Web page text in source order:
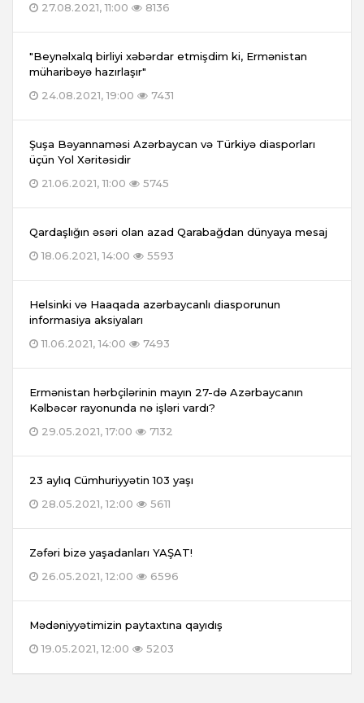
27.08.2021, 11:00 8136
"Beynəlxalq birliyi xəbərdar etmişdim ki, Ermənistan
müharibəyə hazırlaşır"
24.08.2021, 19:00
7431
Şuşa Bəyannaməsi Azərbaycan və Türkiyə diasporları
üçün Yol Xəritəsidir
21.06.2021, 11:00
5745
Qardaşlığın əsəri olan azad Qarabağdan dünyaya mesaj
18.06.2021, 14:00
5593
Helsinki və Haaqada azərbaycanlı diasporunun
informasiya aksiyaları
11.06.2021, 14:00
7493
Ermənistan hərbçilərinin mayın 27-də Azərbaycanın
Kəlbəcər rayonunda nə işləri vardı?
29.05.2021, 17:00
7132
23 aylıq Cümhuriyyətin 103 yaşı
28.05.2021, 12:00
5611
Zəfəri bizə yaşadanları YAŞAT!
26.05.2021, 12:00
6596
Mədəniyyətimizin paytaxtına qayıdış
19.05.2021, 12:00
5203